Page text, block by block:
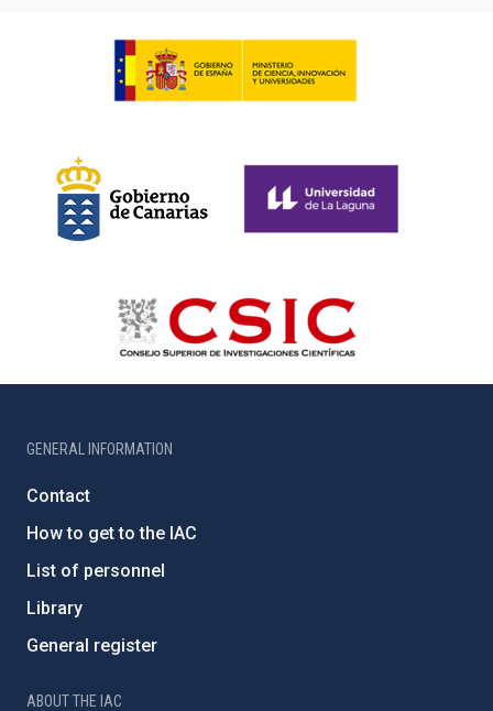
GENERAL INFORMATION
Contact
How to get to the IAC
List of personnel
Library
General register
ABOUT THE IAC